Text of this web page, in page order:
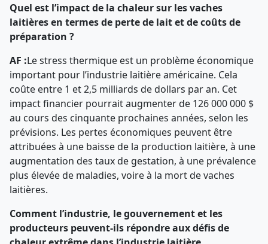
Quel est l’impact de la chaleur sur les vaches
laitières en termes de perte de lait et de coûts de
préparation ?
AF :Le stress thermique est un problème économique
important pour l’industrie laitière américaine. Cela
coûte entre 1 et 2,5 milliards de dollars par an. Cet
impact financier pourrait augmenter de 126 000 000 $
au cours des cinquante prochaines années, selon les
prévisions. Les pertes économiques peuvent être
attribuées à une baisse de la production laitière, à une
augmentation des taux de gestation, à une prévalence
plus élevée de maladies, voire à la mort de vaches
laitières.
Comment l’industrie, le gouvernement et les
producteurs peuvent-ils répondre aux défis de